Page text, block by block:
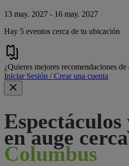
13 may. 2027 - 16 may. 2027
Hay 5 eventos cerca de tu ubicación
¿Quieres mejores recomendaciones de
Iniciar Sesión / Crear una cuenta
Espectáculos
en auge
Columbus